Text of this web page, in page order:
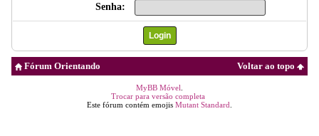
Senha:
Voltar ao topo
Fórum Orientando
MyBB Móvel
Trocar para versão completa
Este fórum contém emojis Mutant Standard